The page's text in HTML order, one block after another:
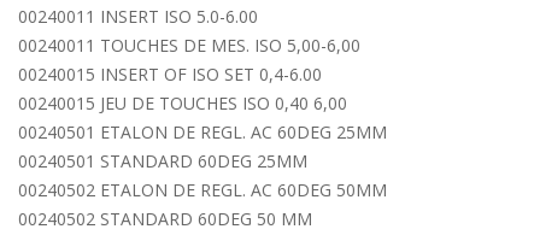
00240011 INSERT ISO 5.0-6.00
00240011 TOUCHES DE MES. ISO 5,00-6,00
00240015 INSERT OF ISO SET 0,4-6.00
00240015 JEU DE TOUCHES ISO 0,40 6,00
00240501 ETALON DE REGL. AC 60DEG 25MM
00240501 STANDARD 60DEG 25MM
00240502 ETALON DE REGL. AC 60DEG 50MM
00240502 STANDARD 60DEG 50 MM